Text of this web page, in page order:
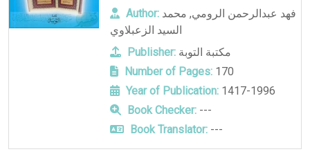
Author:
فهد عبدالرحمن الرومي, محمد
السيد الزعبلاوي
Publisher: مكتبة التوبة
Number of Pages:170
Year of Publication:1417-1996
Book Checker:---
Book Translator:---